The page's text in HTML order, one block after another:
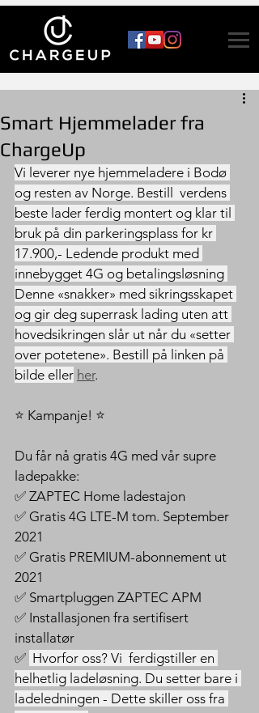
Smart Hjemmelader fra
ChargeUp
Vi leverer nye hjemmeladere i Bodø
og resten av Norge. Bestill  verdens
beste lader ferdig montert og klar til
bruk på din parkeringsplass for kr
17.900,- Ledende produkt med
innebygget 4G og betalingsløsning
Denne «snakker» med sikringsskapet
og gir deg superrask lading uten att
hovedsikringen slår ut når du «setter
over potetene». Bestill på linken på
bilde eller her.
⭐️ Kampanje! ⭐️
Du får nå gratis 4G med vår supre
ladepakke:
✅ ZAPTEC Home ladestajon
✅ Gratis 4G LTE-M tom. September
2021
✅ Gratis PREMIUM-abonnement ut
2021
✅ Smartpluggen ZAPTEC APM
✅ Installasjonen fra sertifisert
installatør
✅ Hvorfor oss? Vi  ferdigstiller en
helhetlig ladeløsning. Du setter bare i
ladeledningen - Dette skiller oss fra